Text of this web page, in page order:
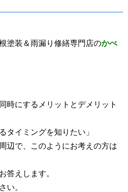
塗装＆雨漏り修繕専門店のかべ
時にするメリットとデメリット
タイミングを知りたい」
辺で、このようにお考えの方は
答えします。
い。